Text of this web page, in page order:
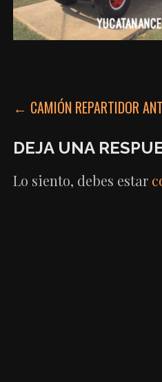
DE
ENTRADAS
← CAMIÓN REPARTIDOR
DEJA UNA
Lo siento, debes estar